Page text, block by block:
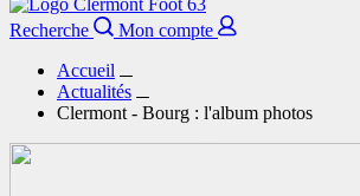
Recherche
Mon compte
Accueil
Actualités
Clermont - Bourg : l'album photos